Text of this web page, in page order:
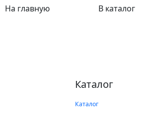
На главную В каталог
Каталог
Каталог